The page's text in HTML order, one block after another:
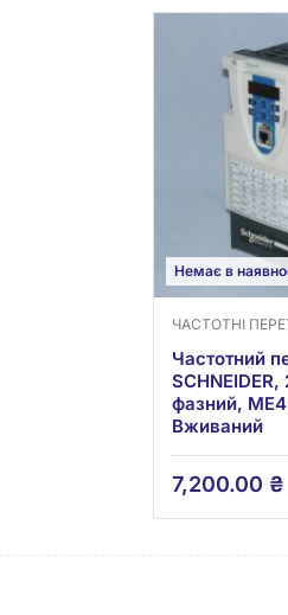
Немає в
ЧАСТОТНІ
Частотний
фазний,
Вживаний
7,200.00 ₴